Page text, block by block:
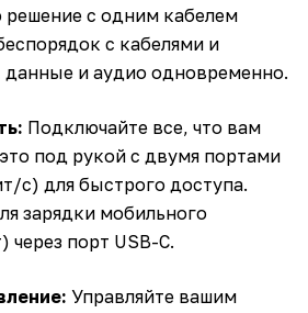
решение с одним кабелем
с кабелями и
данные и аудио одновременно.
Подключайте все, что вам
под рукой с двумя портами
с) для быстрого доступа.
зарядки мобильного
через порт USB-C.
Управляйте вашим